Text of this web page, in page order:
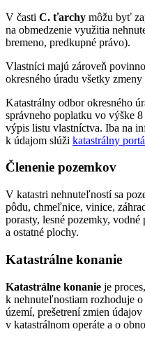
V časti C. ťarchy môžu byť
na obmedzenie využitia
bremeno, predkupné právo).
Vlastníci majú zároveň
okresného úradu všetky
Katastrálny odbor okresného
správneho poplatku vo výške
výpis listu vlastníctva. Iba na
k údajom slúži katastrálny
Členenie pozemkov
V katastri nehnuteľností sa
pôdu, chmeľnice, vinice,
porasty, lesné pozemky, vodné
a ostatné plochy.
Katastrálne konanie
Katastrálne konanie je
k nehnuteľnostiam rozhoduje
území, prešetrení zmien
v katastrálnom operáte a o